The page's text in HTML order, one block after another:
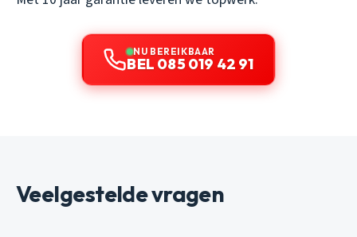
NU BEREIKBAAR
BEL 085 019 42 91
Veelgestelde vragen